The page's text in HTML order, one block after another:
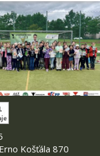
Košťála 870